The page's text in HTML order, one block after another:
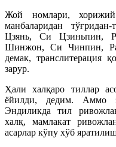
Жой номлари,
манбаларидан
Цзянь, Си Цзиньпин,
Шинжон, Си Чинпин,
демак, транслитерация
зарур.
Ҳали халқаро тиллар
ёйилди, дедим. Аммо
Эндиликда тил
халқ, мамлакат
асарлар кўпу хўб